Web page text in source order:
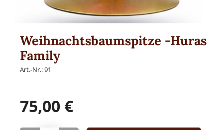
Huras Family
Weihnachtskugel modern aus Glas
Weihnachtsbaumspitze -Huras
Family
Art.-Nr.:91
75,00 €